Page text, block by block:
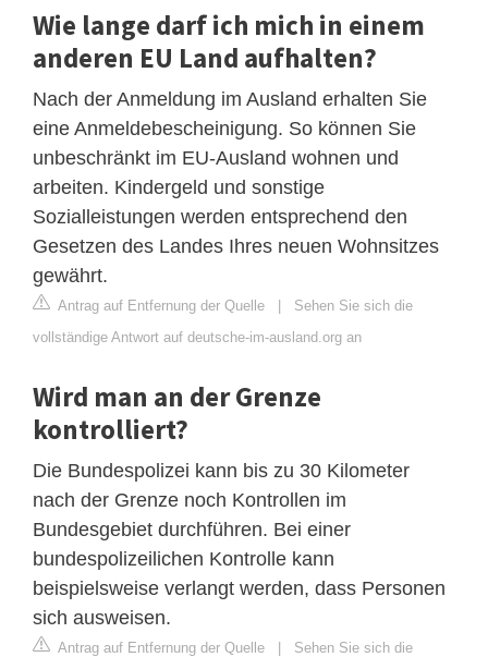
Wie lange darf ich mich in einem
anderen EU Land aufhalten?
Nach der Anmeldung im Ausland erhalten Sie
eine Anmeldebescheinigung. So können Sie
unbeschränkt im EU-Ausland wohnen und
arbeiten. Kindergeld und sonstige
Sozialleistungen werden entsprechend den
Gesetzen des Landes Ihres neuen Wohnsitzes
gewährt.
Antrag auf Entfernung der Quelle | Sehen Sie sich die
vollständige Antwort auf deutsche-im-ausland.org an
Wird man an der Grenze
kontrolliert?
Die Bundespolizei kann bis zu 30 Kilometer
nach der Grenze noch Kontrollen im
Bundesgebiet durchführen. Bei einer
bundespolizeilichen Kontrolle kann
beispielsweise verlangt werden, dass Personen
sich ausweisen.
Antrag auf Entfernung der Quelle | Sehen Sie sich die